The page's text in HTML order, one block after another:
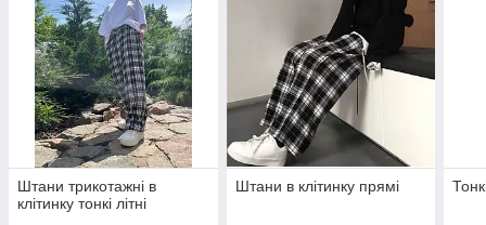
Штани трикотажні в
клітинку тонкі літні
Штани в клітинку прямі